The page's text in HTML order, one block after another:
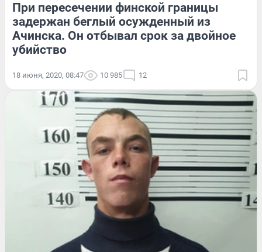
При пересечении финской границы
задержан беглый осужденный из
Ачинска. Он отбывал срок за двойное
убийство
18 июня, 2020, 08:47 10 985 12